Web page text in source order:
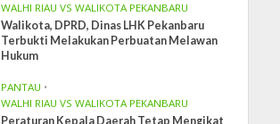
WALHI RIAU VS WALIKOTA PEKANBARU
Walikota, DPRD, Dinas LHK Pekanbaru
Terbukti Melakukan Perbuatan Melawan
Hukum
PANTAU •
WALHI RIAU VS WALIKOTA PEKANBARU
Peraturan Kepala Daerah Tetap Mengikat